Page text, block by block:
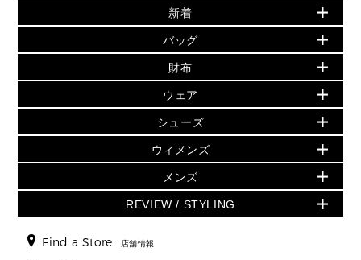
▶ ウィメンズ
バッグ
小物
シューズ・靴
ウェア
アクセサリー
時計
▶ メンズ
バッグ
PRODUCT OF THE MONTH - 今月の特別価格
再値下げアイテム
追加アイテム
▶ ウィメンズすべて(ウェア・シューズ除く)
バッグ
財布・小物
ウェア
シューズ
時計・ジュエリー
アクセサリー
新着
夏のスタイル
▶ すべて
▶ ウィメンズすべて
財布・小物
アクセサリー
フレグランス
シューズ
▶ メンズすべて
バッグ
人気の定番アイテム
日本限定 - バッグ
▶ ウィメンズすべて
トートバッグ
ショルダーバッグ
クロスボディ・斜め掛け
トラベル
財布
日本限定 - 財布・小物
▶ ウィメンズすべて
GREENWICH
折り財布(二つ折り・三つ折り)
長財布
ウェア
▶ ウィメンズすべて
トップス
スカート・パンツ
ジャケット・アウター
▶ メンズすべて
シューズ
▶ ウィメンズすべて
サンダル
スニーカー
▶ メンズすべて
ウィメンズ
人気の定番アイテム
▶ ウィメンズすべて
メンズ
▶ メンズすべて
REVIEW / STYLING
Find a Store 店舗情報